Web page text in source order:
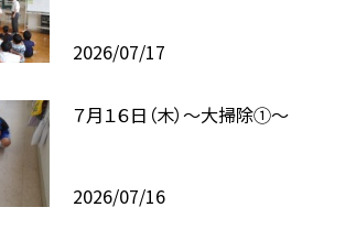
2026/07/17
７月１６日（木）～大掃除①～
2026/07/16